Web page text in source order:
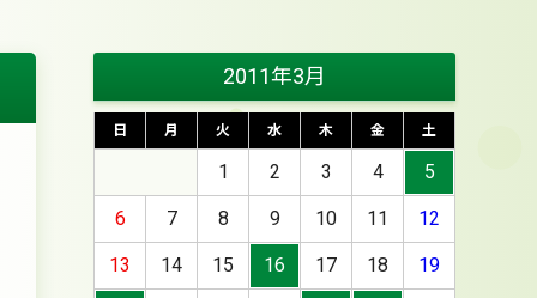
2011年3月
日 月 火 水 木 金 土
1 2 3 4 5
6 7 8 9 10 11 12
13 14 15 16 17 18 19